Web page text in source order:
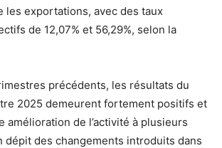
les exportations, avec des taux
de 12,07% et 56,29%, selon la
précédents, les résultats du
2025 demeurent fortement positifs et
amélioration de l’activité à plusieurs
dépit des changements introduits dans